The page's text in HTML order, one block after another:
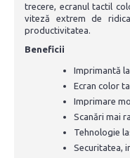
trecere, ecranul tactil
viteză extrem de
productivitatea.
Beneficii
Imprimantă
Ecran color
Imprimare
Scanări mai
Tehnologie
Securitatea,